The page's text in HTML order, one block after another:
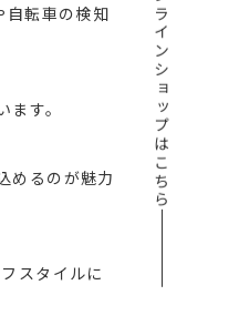
転車の検知
す。
めるのが魅力
スタイルに
オンラインショップはこちら